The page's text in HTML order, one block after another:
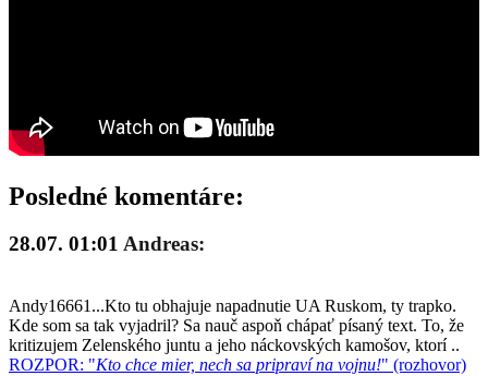
Posledné komentáre:
28.07. 01:01 Andreas:
Andy16661...Kto tu obhajuje napadnutie UA Ruskom, ty trapko.
Kde som sa tak vyjadril? Sa nauč aspoň chápať písaný text. To, že
kritizujem Zelenského juntu a jeho náckovských kamošov, ktorí ..
ROZPOR: "Kto chce mier, nech sa pripraví na vojnu!" (rozhovor)